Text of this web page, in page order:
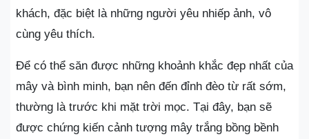
khách, đặc biệt là những người yêu nhiếp ảnh, vô
cùng yêu thích.
Để có thể săn được những khoảnh khắc đẹp nhất của
mây và bình minh, bạn nên đến đỉnh đèo từ rất sớm,
thường là trước khi mặt trời mọc. Tại đây, bạn sẽ
được chứng kiến cảnh tượng mây trắng bồng bềnh